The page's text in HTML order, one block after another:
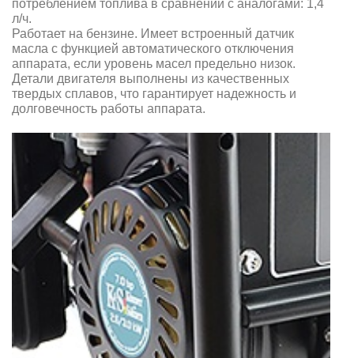
потреблением топлива в сравнении с аналогами: 1,4
л/ч.
Работает на бензине. Имеет встроенный датчик
масла с функцией автоматического отключения
аппарата, если уровень масел предельно низок.
Детали двигателя выполнены из качественных
твердых сплавов, что гарантирует надежность и
долговечность работы аппарата.